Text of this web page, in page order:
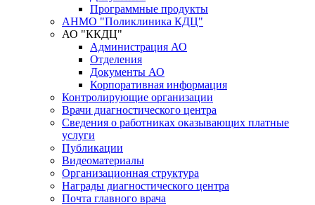
Программные продукты
АНМО "Поликлиника КДЦ"
АО "ККДЦ"
Администрация АО
Отделения
Документы АО
Корпоративная информация
Контролирующие организации
Врачи диагностического центра
Сведения о работниках оказывающих платные
услуги
Публикации
Видеоматериалы
Организационная структура
Награды диагностического центра
Почта главного врача